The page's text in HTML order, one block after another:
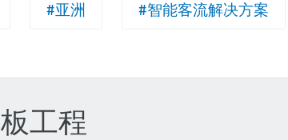
#亚洲 #智能客流解决方案
工程